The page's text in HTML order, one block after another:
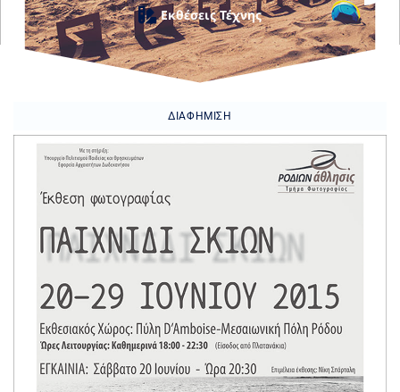
Εκθέσεις Τέχνης
ΔΙΑΦΉΜΙΣΗ